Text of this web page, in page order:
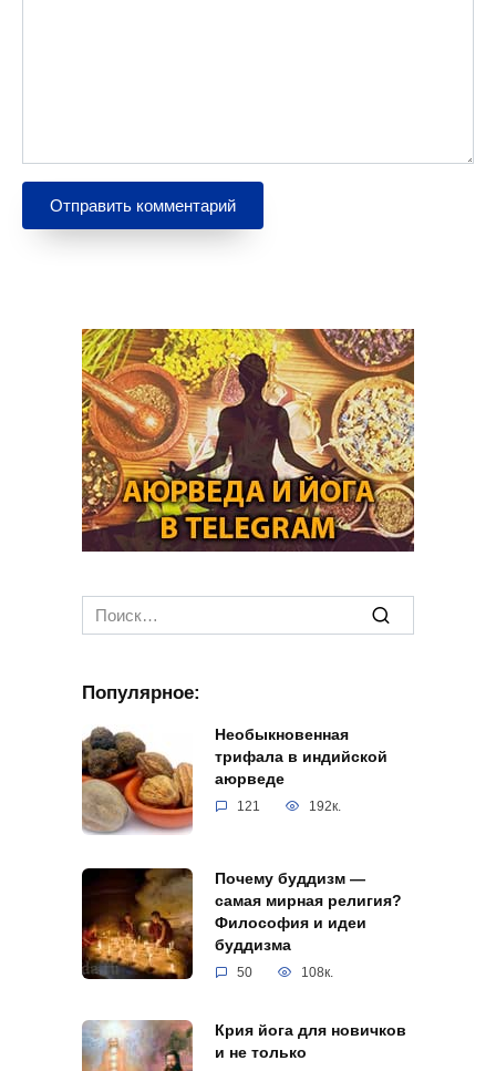
Search
for:
Популярное:
Необыкновенная
трифала в индийской
аюрведе
121 192к.
Почему буддизм —
самая мирная религия?
Философия и идеи
буддизма
50 108к.
Крия йога для новичков
и не только